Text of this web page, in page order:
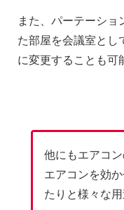
また、パーテーシ
た部屋を会議室とし
に変更することも可
他にもエアコ
エアコンを効
たりと様々な